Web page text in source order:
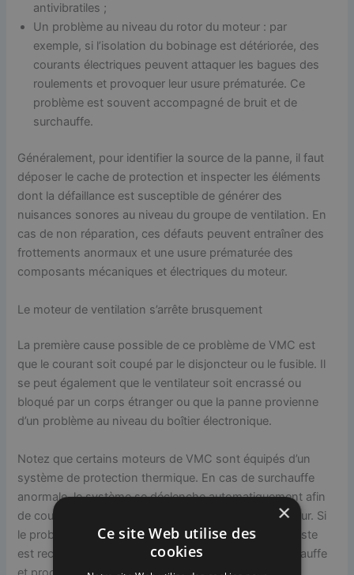
antivibratiles ;
Un problème au niveau du rotor du moteur : par
exemple, si l’isolation du bobinage est détériorée, des
courants électriques peuvent attaquer les bagues des
roulements et provoquer leur usure prématurée. Ce
problème est souvent accompagné de bruit et de
surchauffe.
Généralement, pour identifier la source de la panne, il faut
déposer le cache de protection et inspecter les éléments
dont la défaillance est susceptible de générer des
nuisances sonores au niveau du groupe de ventilation. En
cas de non réparation, ces défauts peuvent entraîner des
frottements anormaux et une usure prématurée des
composants mécaniques et électriques du moteur.
Le moteur de ventilation s’arrête brusquement
La première cause possible de ce problème de VMC est
que le courant soit coupé par le disjoncteur ou le fusible. Il
se peut également que le ventilateur soit encrassé ou
bloqué par un corps étranger ou que la panne provienne
d’un problème au niveau du boîtier électronique.
Notez que certains moteurs de VMC sont équipés d’un
système de protection thermique. En cas de surchauffe
anormale, le système se déclenche automatiquement afin
de couper l’alimentation électrique et d’arrêter le moteur. Si
le problème persiste, alors, l’intervention d’un spécialiste
est recommandée pour identifier les causes de surchauffe
×
Ce site Web utilise des
cookies